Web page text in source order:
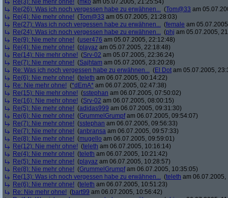
Re(3): Nie mehr ohne! (mko am 05.07.2005, 21:25:54)
Re(26): Was ich noch vergessen habe zu erwähnen... (Tom@33 am
Re(4): Nie mehr ohne! (Tom@33 am 05.07.2005, 21:28:03)
Re(27): Was ich noch vergessen habe zu erwähnen... (female am
Re(24): Was ich noch vergessen habe zu erwähnen... (phj am 05.07.2005,
Re(9): Nie mehr ohne! (user476 am 05.07.2005, 22:12:48)
Re(4): Nie mehr ohne! (playaz am 05.07.2005, 22:18:48)
Re(14): Nie mehr ohne! (Srv-02 am 05.07.2005, 22:36:24)
Re(7): Nie mehr ohne! (Sajhtam am 05.07.2005, 23:20:28)
Re: Was ich noch vergessen habe zu erwähnen... (El Dot am 05.07.2005,
Re(6): Nie mehr ohne! (teleth am 06.07.2005, 00:14:22)
Re: Nie mehr ohne! (*dEmA* am 06.07.2005, 02:47:38)
Re(15): Nie mehr ohne! (sstephan am 06.07.2005, 07:50:02)
Re(16): Nie mehr ohne! (Srv-02 am 06.07.2005, 08:00:15)
Re(5): Nie mehr ohne! (adidas999 am 06.07.2005, 09:31:30)
Re(6): Nie mehr ohne! (GrummelGrumpfam 06.07.2005, 09:54:07)
Re(7): Nie mehr ohne! (sstephan am 06.07.2005, 09:56:33)
Re(7): Nie mehr ohne! (anbransa am 06.07.2005, 09:57:33)
Re(8): Nie mehr ohne! (mugello am 06.07.2005, 09:59:01)
Re(12): Nie mehr ohne! (teleth am 06.07.2005, 10:16:14)
Re(4): Nie mehr ohne! (teleth am 06.07.2005, 10:21:42)
Re(5): Nie mehr ohne! (playaz am 06.07.2005, 10:28:57)
Re(8): Nie mehr ohne! (GrummelGrumpfam 06.07.2005, 10:35:05)
Re(13): Was ich noch vergessen habe zu erwähnen... (teleth am 06.07.2005,
Re(6): Nie mehr ohne! (teleth am 06.07.2005, 10:51:23)
Re: Nie mehr ohne! (bart99 am 06.07.2005, 10:56:42)